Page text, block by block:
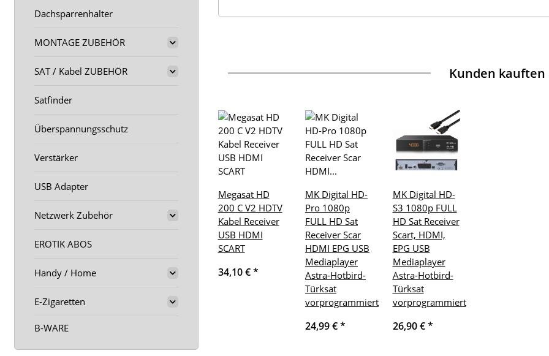
Kunden kauften
Megasat HD
200 C V2 HDTV
Kabel Receiver
USB HDMI
SCART
34,10 €*
MK Digital HD-
Pro 1080p
FULL HD Sat
Receiver Scar
HDMI EPG USB
Mediaplayer
Astra-Hotbird-
Türksat
vorprogrammiert
24,99 €*
MK Digital HD-
S3 1080p FULL
HD Sat Receiver
Scart, HDMI,
EPG USB
Mediaplayer
Astra-Hotbird-
Türksat
vorprogrammiert
26,90 €*
Dachsparrenhalter
MONTAGE ZUBEHÖR
SAT / Kabel ZUBEHÖR
Satfinder
Überspannungsschutz
Verstärker
USB Adapter
Netzwerk Zubehör
EROTIK ABOS
Handy / Home
E-Zigaretten
B-WARE